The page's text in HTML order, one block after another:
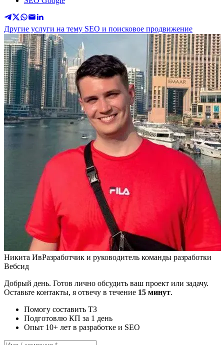
Другие услуги на тему SEO и поисковое продвижение
Никита ИвРазработчик и руководитель команды разработки
Вебсид
Добрый день. Готов лично обсудить ваш проект или задачу.
Оставьте контакты, я отвечу в течение 15 минут.
Помогу составить ТЗ
Подготовлю КП за 1 день
Опыт 10+ лет в разработке и SEO